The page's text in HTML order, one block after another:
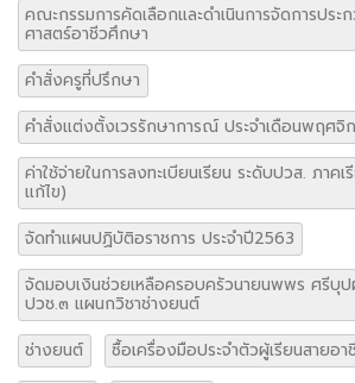
คณะกรรมการคัดเลือกและดำเนินการจัดการประ
ศาสตร์อาชีวศึกษา
คำสั่งครูที่ปรึกษา
คำสั่งแต่งตั้งเวรรักษาการณ์ ประจำเดือนพฤศจิ
ค่าใช้จ่ายในการลงทะเบียนเรียน ระดับปวส. ภา
แก้ไข)
จัดทำแผนปฏิบัติอราชการ ประจำปี2563
จัดมอบเงินช่วยเหลือครอบครัวนายนพพร ศรีบุ
ปวช.๓ แผนกวิชาช่างยนต์
ช่างยนต์
ซื้อเครื่องมือประจำตัวผู้เรียนสายอ